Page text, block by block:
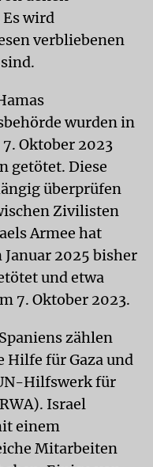
wird
verbliebenen
wurden in
Oktober 2023
getötet. Diese
überprüfen
Zivilisten
Armee hat
Januar 2025 bisher
und etwa
7. Oktober 2023.
zählen
Hilfe für Gaza und
Hilfswerk für
Israel
einem
Mitarbeiten